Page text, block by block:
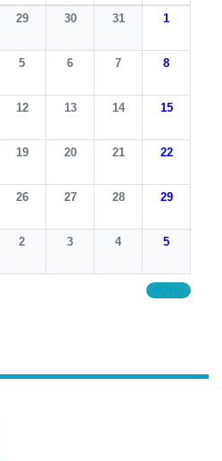
29 30 31 1
5 6 7 8
12 13 14 15
19 20 21 22
26 27 28 29
2 3 4 5